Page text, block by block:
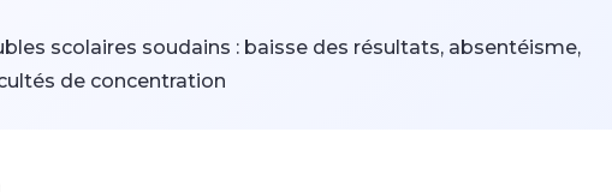
scolaires soudains : baisse des résultats, absentéisme,
de concentration
cause médicale